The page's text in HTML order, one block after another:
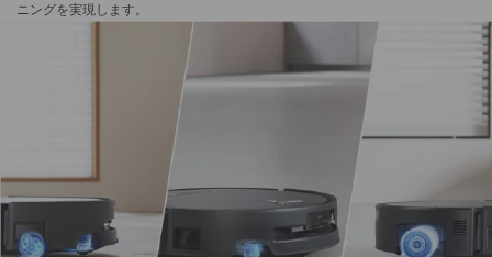
ニングを実現します。